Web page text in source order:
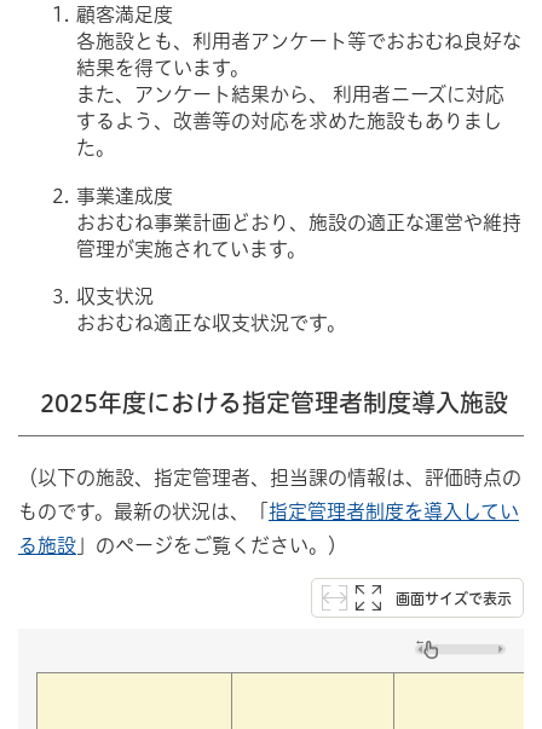
顧客満足度
各施設とも、利用者アンケート等でおおむね良好な
結果を得ています。
また、アンケート結果から、 利用者ニーズに対応
するよう、改善等の対応を求めた施設もありまし
た。
事業達成度
おおむね事業計画どおり、施設の適正な運営や維持
管理が実施されています。
収支状況
おおむね適正な収支状況です。
2025年度における指定管理者制度導入施設
（以下の施設、指定管理者、担当課の情報は、評価時点の
ものです。最新の状況は、「 指定管理者制度を導入してい
る施設 」のページをご覧ください。）
画面サイズで表示